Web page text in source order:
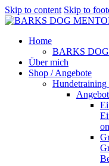
Skip to content Skip to
Home
BARKS
Über mich
Shop / Angebote